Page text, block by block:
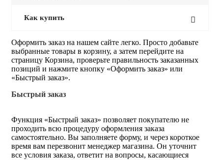
Как купить
Оформить заказ на нашем сайте легко. Просто добавьте
выбранные товары в корзину, а затем перейдите на
страницу Корзина, проверьте правильность заказанных
позиций и нажмите кнопку «Оформить заказ» или
«Быстрый заказ».
Быстрый заказ
Функция «Быстрый заказ» позволяет покупателю не
проходить всю процедуру оформления заказа
самостоятельно. Вы заполняете форму, и через короткое
время вам перезвонит менеджер магазина. Он уточнит
все условия заказа, ответит на вопросы, касающиеся